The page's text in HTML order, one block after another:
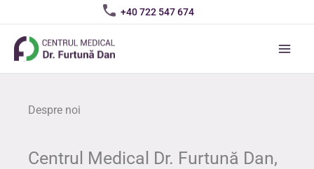
to
content
+40 722 547 674
Despre noi
Centrul Medical Dr. Furtună Dan,